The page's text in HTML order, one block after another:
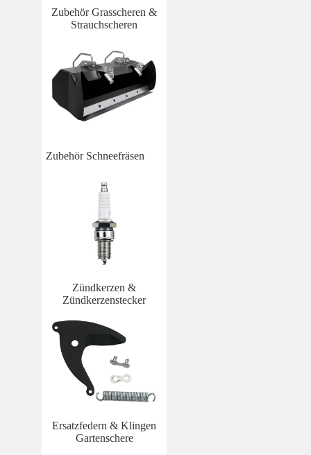
Zubehör Grasscheren &
Strauchscheren
Zubehör Schneefräsen
Zündkerzen &
Zündkerzenstecker
Ersatzfedern & Klingen
Gartenschere